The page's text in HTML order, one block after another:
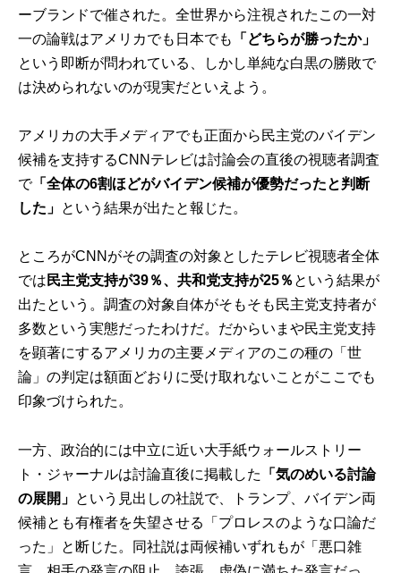
ーブランドで催された。全世界から注視されたこの一対
一の論戦はアメリカでも日本でも
「どちらが勝ったか」
という即断が問われている、しかし単純な白黒の勝敗で
は決められないのが現実だといえよう。
アメリカの大手メディアでも正面から民主党のバイデン
候補を支持するCNNテレビは討論会の直後の視聴者調査
で「全体の6割ほどがバイデン候補が優勢だったと判断
した」 という結果が出たと報じた。
ところがCNNがその調査の対象としたテレビ視聴者全体
では民主党支持が39％、共和党支持が25％ という結果が
出たという。調査の対象自体がそもそも民主党支持者が
多数という実態だったわけだ。だからいまや民主党支持
を顕著にするアメリカの主要メディアのこの種の「世
論」の判定は額面どおりに受け取れないことがここでも
印象づけられた。
一方、政治的には中立に近い大手紙ウォールストリー
ト・ジャーナルは討論直後に掲載した
「気のめいる討論
の展開」 という見出しの社説で、トランプ、バイデン両
候補とも有権者を失望させる「プロレスのような口論だ
った」と断じた。同社説は両候補いずれもが「悪口雑